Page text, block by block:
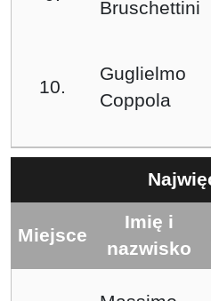
Bruschettini
10.
Guglielmo
Coppola
Miejsce
Imię i
nazwisko